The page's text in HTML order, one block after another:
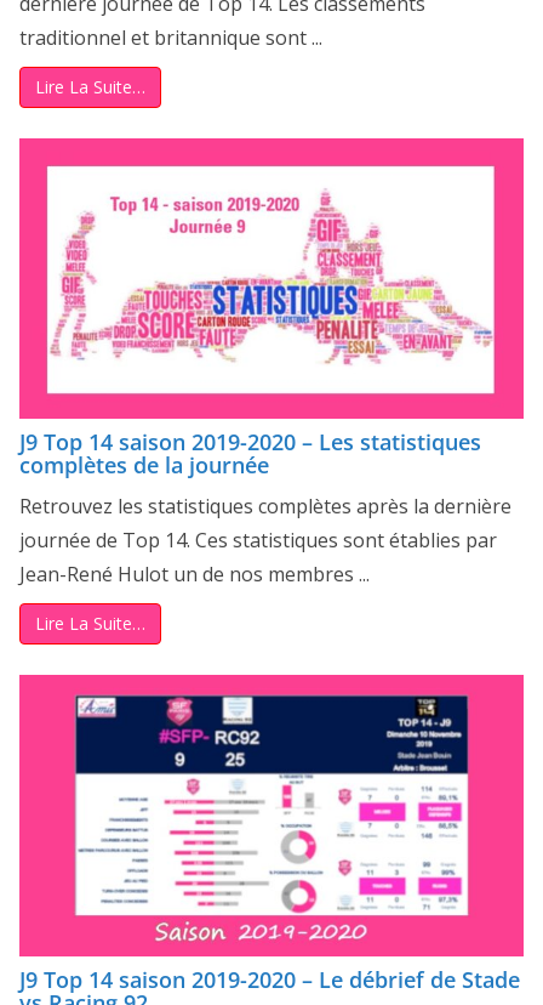
traditionnel et britannique sont ...
Lire La Suite…
J9 Top 14 saison 2019-2020 – Les statistiques
complètes de la journée
Retrouvez les statistiques complètes après la dernière
journée de Top 14. Ces statistiques sont établies par
Jean-René Hulot un de nos membres ...
Lire La Suite…
J9 Top 14 saison 2019-2020 – Le débrief de Stade